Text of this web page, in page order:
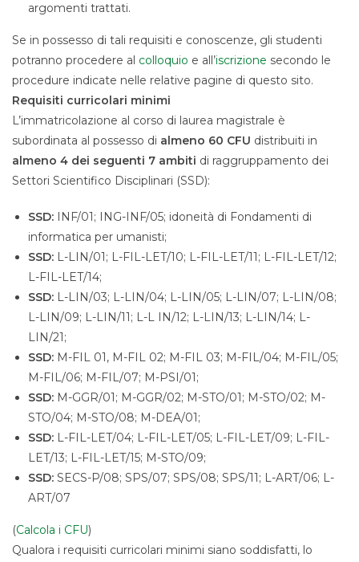
argomenti trattati.
Se in possesso di tali requisiti e conoscenze, gli studenti
potranno procedere al colloquio e all’iscrizione secondo le
procedure indicate nelle relative pagine di questo sito.
Requisiti curricolari minimi
L’immatricolazione al corso di laurea magistrale è
subordinata al possesso di almeno 60 CFU distribuiti in
almeno 4 dei seguenti 7 ambiti di raggruppamento dei
Settori Scientifico Disciplinari (SSD):
SSD: INF/01; ING-INF/05; idoneità di Fondamenti di
informatica per umanisti;
SSD: L-LIN/01; L-FIL-LET/10; L-FIL-LET/11; L-FIL-LET/12;
L-FIL-LET/14;
SSD: L-LIN/03; L-LIN/04; L-LIN/05; L-LIN/07; L-LIN/08;
L-LIN/09; L-LIN/11; L-L IN/12; L-LIN/13; L-LIN/14; L-
LIN/21;
SSD: M-FIL 01, M-FIL 02; M-FIL 03; M-FIL/04; M-FIL/05;
M-FIL/06; M-FIL/07; M-PSI/01;
SSD: M-GGR/01; M-GGR/02; M-STO/01; M-STO/02; M-
STO/04; M-STO/08; M-DEA/01;
SSD: L-FIL-LET/04; L-FIL-LET/05; L-FIL-LET/09; L-FIL-
LET/13; L-FIL-LET/15; M-STO/09;
SSD: SECS-P/08; SPS/07; SPS/08; SPS/11; L-ART/06; L-
ART/07
(Calcola i CFU)
Qualora i requisiti curricolari minimi siano soddisfatti, lo